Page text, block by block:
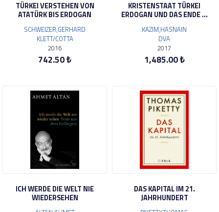
TÜRKEI VERSTEHEN VON
ATATÜRK BIS ERDOGAN
SCHWEIZER,GERHARD
KLETT/COTTA
2016
742.50 ₺
KRISTENSTAAT TÜRKEI
ERDOGAN UND DAS ENDE ...
KAZIM,HASNAIN
DVA
2017
1,485.00 ₺
ICH WERDE DIE WELT NIE
WIEDERSEHEN
DAS KAPITAL IM 21.
JAHRHUNDERT